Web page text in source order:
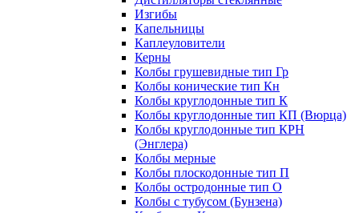
Изгибы
Капельницы
Каплеуловители
Керны
Колбы грушевидные тип Гр
Колбы конические тип Кн
Колбы круглодонные тип К
Колбы круглодонные тип КП (Вюрца)
Колбы круглодонные тип КРН
(Энглера)
Колбы мерные
Колбы плоскодонные тип П
Колбы остродонные тип О
Колбы с тубусом (Бунзена)